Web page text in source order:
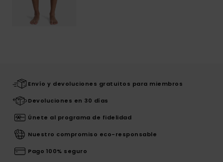
Envío y devoluciones gratuitos para miembros
Devoluciones en 30 días
Únete al programa de fidelidad
Nuestro compromiso eco-responsable
Pago 100% seguro